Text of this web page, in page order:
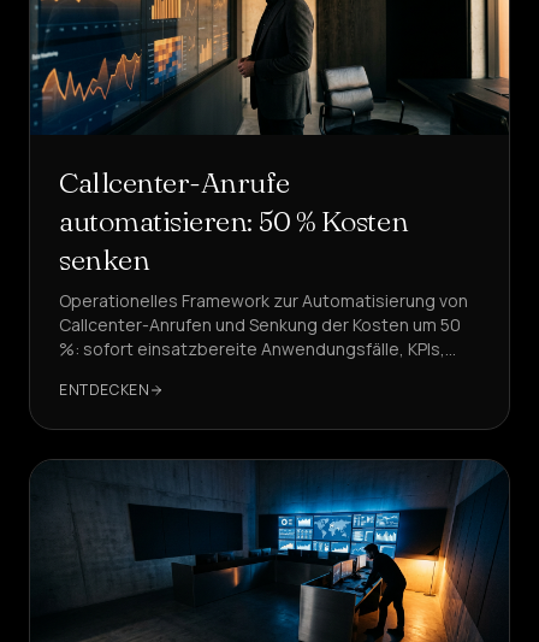
Callcenter-Anrufe
automatisieren: 50 % Kosten
senken
Operationelles Framework zur Automatisierung von
Callcenter-Anrufen und Senkung der Kosten um 50
%: sofort einsatzbereite Anwendungsfälle, KPIs,
praktischen Beispielen basierend auf DeepAgent.
ENTDECKEN